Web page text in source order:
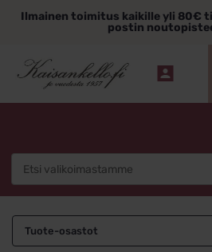
sisältöönIlmainen toimitus kaikille yli 80€
postin
Tuote-osastot